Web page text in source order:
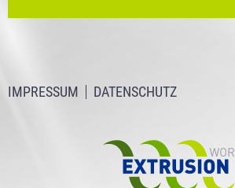
IMPRESSUM DATENSCHUTZ